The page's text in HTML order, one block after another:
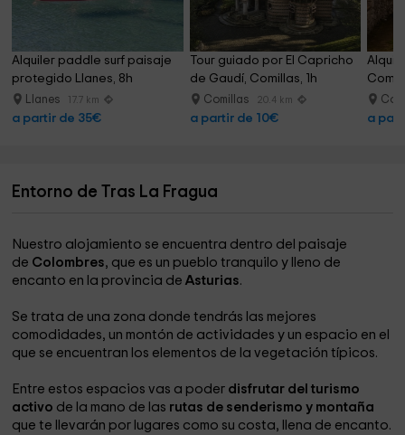
Alquiler paddle surf paisaje
protegido Llanes, 8h
Llanes 17.7 km
a partir de 35€
Tour guiado por El Capricho
de Gaudí, Comillas, 1h
Comillas 20.4 km
a partir de 10€ a
Entorno de Tras La Fragua
Nuestro alojamiento se encuentra dentro del paisaje
de Colombres, que es un pueblo tranquilo y lleno de
encanto en la provincia deAsturias.
Se trata de una zona donde tendrás las mejores
comodidades, un montón de actividades y un espacio en el
que se encuentran los elementos de la vegetación típicos.
Entre estos espacios vas a poder disfrutar del turismo
activo de la mano de las rutas de senderismo y montaña
que te llevarán por lugares como su costa, llena de encanto.